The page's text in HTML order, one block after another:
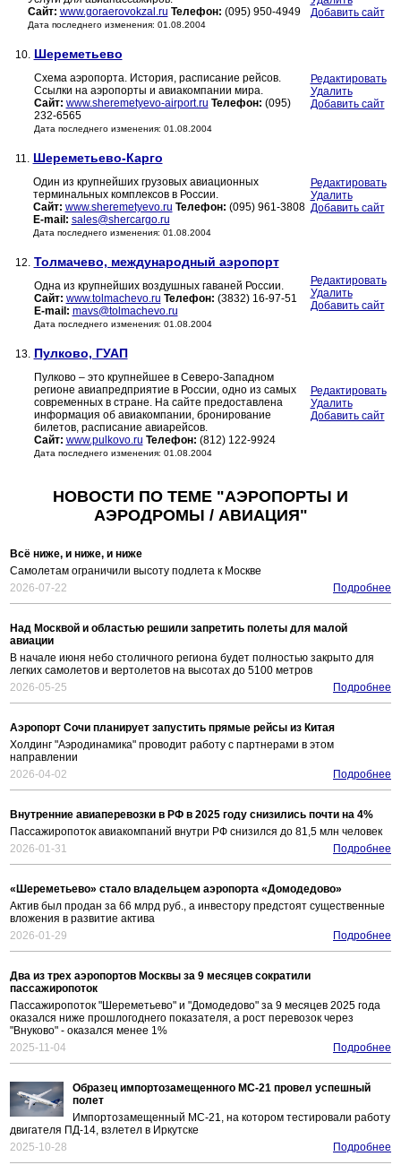
Сайт: www.goraerovokzal.ru Телефон: (095) 950-4949
Дата последнего изменения: 01.08.2004
Добавить сайт
10. Шереметьево
Схема аэропорта. История, расписание рейсов.
Ссылки на аэропорты и авиакомпании мира.
Сайт: www.sheremetyevo-airport.ru Телефон: (095)
232-6565
Дата последнего изменения: 01.08.2004
Редактировать
Удалить
Добавить сайт
11. Шереметьево-Карго
Один из крупнейших грузовых авиационных
терминальных комплексов в России.
Сайт: www.sheremetyevo.ru Телефон: (095) 961-3808
E-mail: sales@shercargo.ru
Дата последнего изменения: 01.08.2004
Редактировать
Удалить
Добавить сайт
12. Толмачево, международный аэропорт
Одна из крупнейших воздушных гаваней России.
Сайт: www.tolmachevo.ru Телефон: (3832) 16-97-51
E-mail: mavs@tolmachevo.ru
Дата последнего изменения: 01.08.2004
Редактировать
Удалить
Добавить сайт
13. Пулково, ГУАП
Пулково – это крупнейшее в Северо-Западном
регионе авиапредприятие в России, одно из самых
современных в стране. На сайте предоставлена
информация об авиакомпании, бронирование
билетов, расписание авиарейсов.
Сайт: www.pulkovo.ru Телефон: (812) 122-9924
Дата последнего изменения: 01.08.2004
Редактировать
Удалить
Добавить сайт
НОВОСТИ ПО ТЕМЕ "АЭРОПОРТЫ И
АЭРОДРОМЫ / АВИАЦИЯ"
Всё ниже, и ниже, и ниже
Самолетам ограничили высоту подлета к Москве
2026-07-22
Подробнее
Над Москвой и областью решили запретить полеты для малой
авиации
В начале июня небо столичного региона будет полностью закрыто для
легких самолетов и вертолетов на высотах до 5100 метров
2026-05-25
Подробнее
Аэропорт Сочи планирует запустить прямые рейсы из Китая
Холдинг "Аэродинамика" проводит работу с партнерами в этом
направлении
2026-04-02
Подробнее
Внутренние авиаперевозки в РФ в 2025 году снизились почти на 4%
Пассажиропоток авиакомпаний внутри РФ снизился до 81,5 млн человек
2026-01-31
Подробнее
«Шереметьево» стало владельцем аэропорта «Домодедово»
Актив был продан за 66 млрд руб., а инвестору предстоят существенные
вложения в развитие актива
2026-01-29
Подробнее
Два из трех аэропортов Москвы за 9 месяцев сократили
пассажиропоток
Пассажиропоток "Шереметьево" и "Домодедово" за 9 месяцев 2025 года
оказался ниже прошлогоднего показателя, а рост перевозок через
"Внуково" - оказался менее 1%
2025-11-04
Подробнее
Образец импортозамещенного МС-21 провел успешный
полет
Импортозамещенный МС-21, на котором тестировали работу
двигателя ПД-14, взлетел в Иркутске
2025-10-28
Подробнее